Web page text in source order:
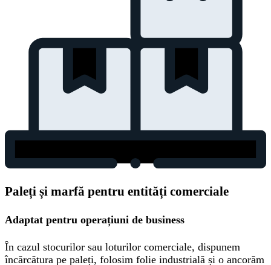
Paleți și marfă pentru entități comerciale
Adaptat pentru operațiuni de business
În cazul stocurilor sau loturilor comerciale, dispunem
încărcătura pe paleți, folosim folie industrială și o ancorăm